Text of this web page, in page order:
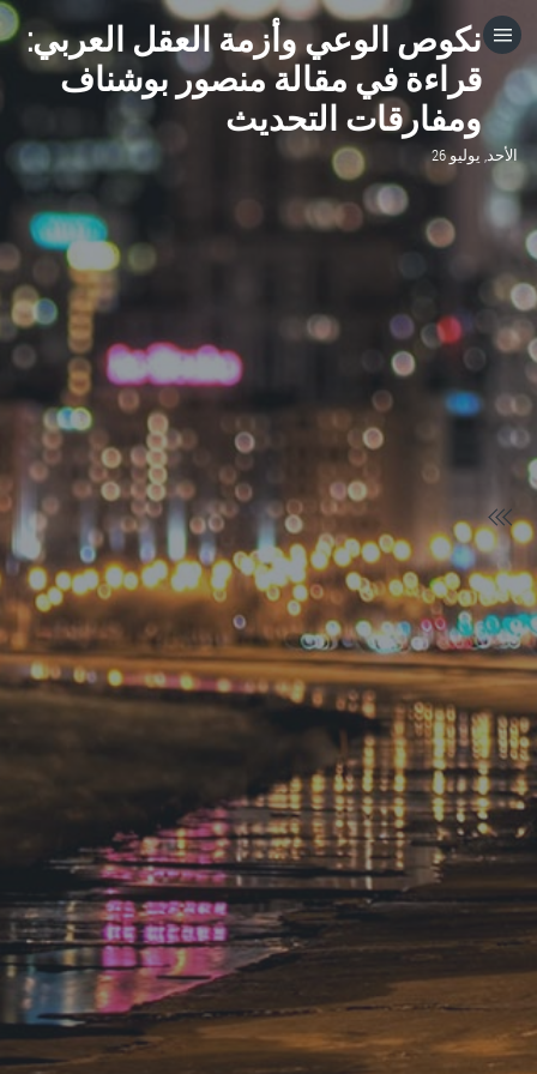
نكوص الوعي وأزمة العقل العربي:
قراءة في مقالة منصور بوشناف
ومفارقات التحديث
الأحد, يوليو 26
HOME
CATEGORIES
GO TO
VISIT WEBSITE